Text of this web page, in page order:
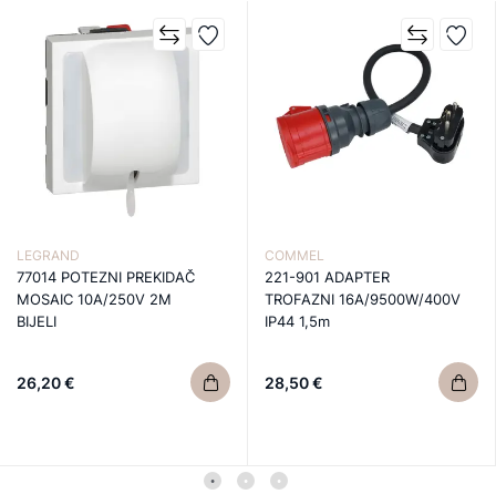
LEGRAND
77014 POTEZNI PREKIDAČ
MOSAIC 10A/250V 2M
BIJELI
26,20 €
COMMEL
221-901 ADAPTER
TROFAZNI 16A/9500W/400V
IP44 1,5m
28,50 €